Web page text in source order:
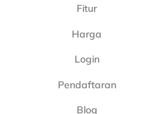
Fitur
Harga
Login
Pendaftaran
Blog